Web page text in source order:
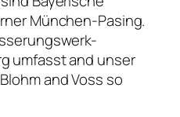
München-Pasing.
umfasst and unser
and Voss so